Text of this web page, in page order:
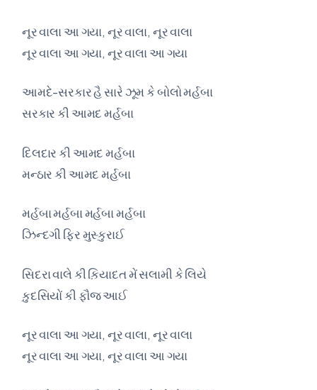
નૂર વાલા આ ગયા, નૂર વાલા, નૂર વાલા
નૂર વાલા આ ગયા, નૂર વાલા આ ગયા
આમદે-સરકાર હૈ સારે ઝૂમ કે બોલો મર્હબા
સરકાર કી આમદ મર્હબા
દિલદાર કી આમદ મર્હબા
મન્ઠાર કી આમદ મર્હબા
મર્હબા મર્હબા મર્હબા મર્હબા
ઝિન્દગી ફિર મુસ્કુરાઈ
સિદરા વાલે કી ક઼િયાદત મેં સલામી કે લિયે
ક઼ુદસિયોં કી ફૌજ આઈ
નૂર વાલા આ ગયા, નૂર વાલા, નૂર વાલા
નૂર વાલા આ ગયા, નૂર વાલા આ ગયા